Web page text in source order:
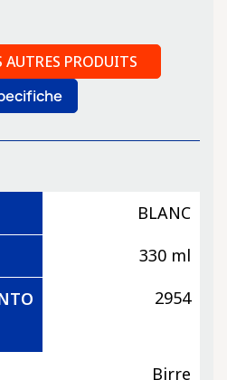
AUTRES PRODUITS
BLANC
330 ml
2954
Birre